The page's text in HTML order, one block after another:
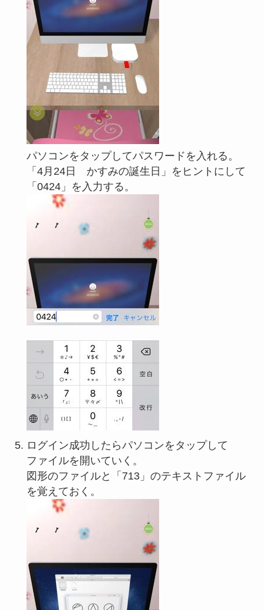
パソコンをタップしてパスワードを入れる。
「4月24日 かすみの誕生日」をヒントにして
「0424」を入力する。
ログイン成功したらパソコンをタップして
ファイルを開いていく。
図形のファイルと「713」のテキストファイル
を覚えておく。